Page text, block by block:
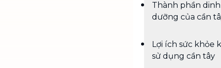
Thành phần dinh
dưỡng của cần
Lợi ích sức khỏe
sử dụng cần tây